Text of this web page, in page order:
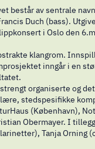
består av sentrale
Duch (bass).
i Oslo den
klangrom.
inngår i en
organiserte og
stedspesifikke
(København),
Obermayer. I
Tanja Orning